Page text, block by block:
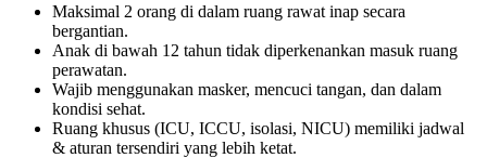
Maksimal 2 orang di dalam ruang rawat inap secara
bergantian.
Anak di bawah 12 tahun tidak diperkenankan masuk ruang
perawatan.
Wajib menggunakan masker, mencuci tangan, dan dalam
kondisi sehat.
Ruang khusus (ICU, ICCU, isolasi, NICU) memiliki jadwal
& aturan tersendiri yang lebih ketat.